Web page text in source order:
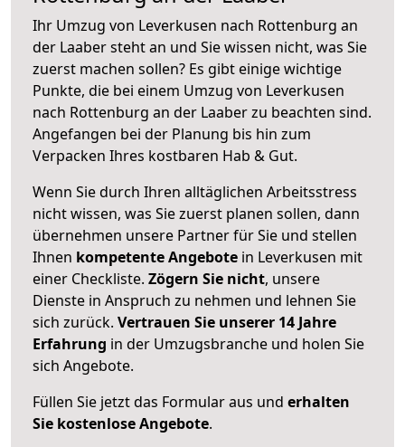
Ihr Umzug von Leverkusen nach Rottenburg an
der Laaber steht an und Sie wissen nicht, was Sie
zuerst machen sollen? Es gibt einige wichtige
Punkte, die bei einem Umzug von Leverkusen
nach Rottenburg an der Laaber zu beachten sind.
Angefangen bei der Planung bis hin zum
Verpacken Ihres kostbaren Hab & Gut.
Wenn Sie durch Ihren alltäglichen Arbeitsstress
nicht wissen, was Sie zuerst planen sollen, dann
übernehmen unsere Partner für Sie und stellen
Ihnen kompetente Angebote in Leverkusen mit
einer Checkliste. Zögern Sie nicht, unsere
Dienste in Anspruch zu nehmen und lehnen Sie
sich zurück. Vertrauen Sie unserer 14 Jahre
Erfahrung in der Umzugsbranche und holen Sie
sich Angebote.
Füllen Sie jetzt das Formular aus und erhalten
Sie kostenlose Angebote.